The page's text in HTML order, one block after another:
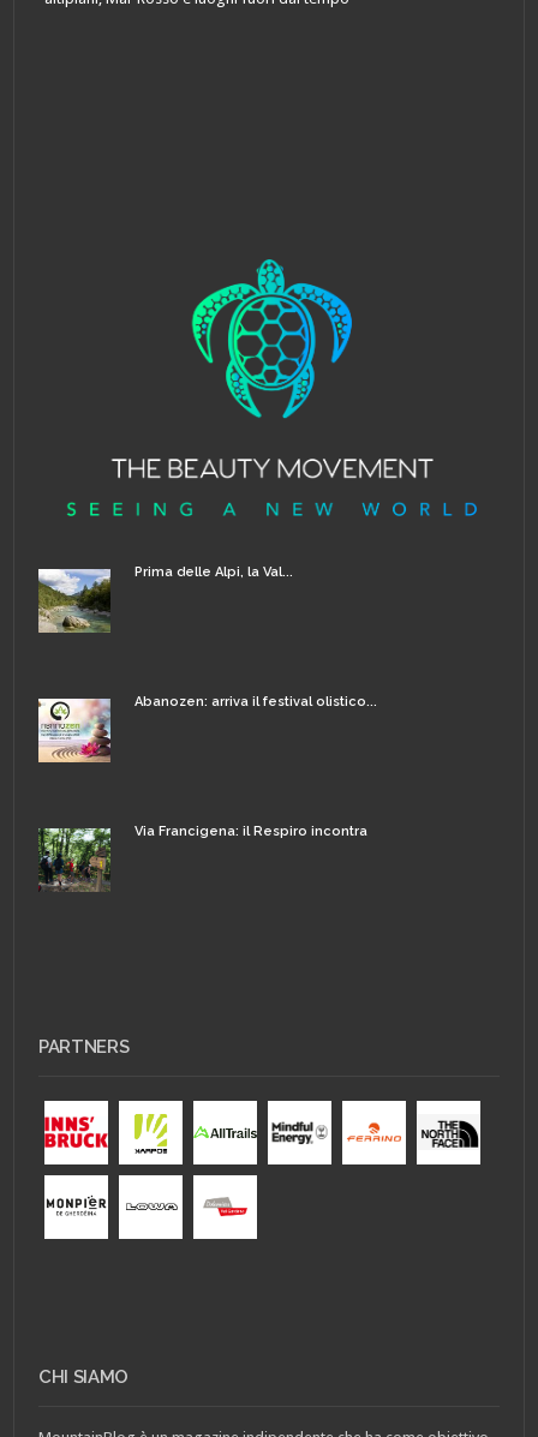
Prima delle Alpi, la Val...
Abanozen: arriva il festival olistico...
Via Francigena: il Respiro incontra
PARTNERS
CHI SIAMO